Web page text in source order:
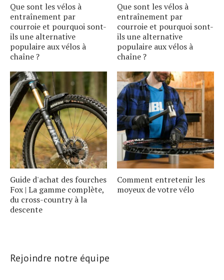
Que sont les vélos à
entraînement par
courroie et pourquoi sont-
ils une alternative
populaire aux vélos à
chaîne ?
Que sont les vélos à
entraînement par
courroie et pourquoi sont-
ils une alternative
populaire aux vélos à
chaîne ?
Guide d'achat des fourches
Fox | La gamme complète,
du cross-country à la
descente
Comment entretenir les
moyeux de votre vélo
Rejoindre notre équipe